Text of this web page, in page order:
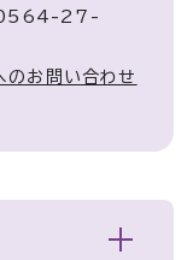
0564-27-
お問い合わせ